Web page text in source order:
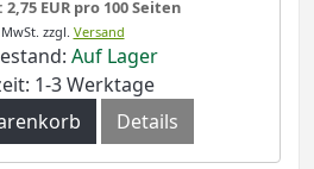
EUR pro 100 Seiten
zzgl. Versand
Auf Lager
1-3 Werktage
Details